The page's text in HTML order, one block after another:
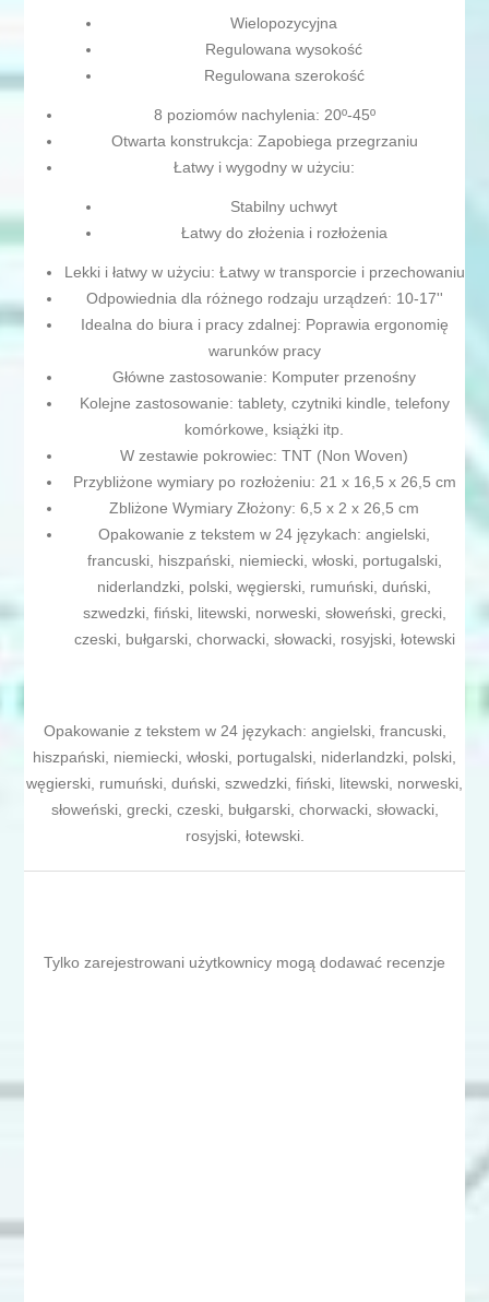
Wielopozycyjna
Regulowana wysokość
Regulowana szerokość
8 poziomów nachylenia: 20º-45º
Otwarta konstrukcja: Zapobiega przegrzaniu
Łatwy i wygodny w użyciu:
Stabilny uchwyt
Łatwy do złożenia i rozłożenia
Lekki i łatwy w użyciu: Łatwy w transporcie i przechowaniu
Odpowiednia dla różnego rodzaju urządzeń: 10-17''
Idealna do biura i pracy zdalnej: Poprawia ergonomię
warunków pracy
Główne zastosowanie: Komputer przenośny
Kolejne zastosowanie: tablety, czytniki kindle, telefony
komórkowe, książki itp.
W zestawie pokrowiec: TNT (Non Woven)
Przybliżone wymiary po rozłożeniu: 21 x 16,5 x 26,5 cm
Zbliżone Wymiary Złożony: 6,5 x 2 x 26,5 cm
Opakowanie z tekstem w 24 językach: angielski,
francuski, hiszpański, niemiecki, włoski, portugalski,
niderlandzki, polski, węgierski, rumuński, duński,
szwedzki, fiński, litewski, norweski, słoweński, grecki,
czeski, bułgarski, chorwacki, słowacki, rosyjski, łotewski
Opakowanie z tekstem w 24 językach: angielski, francuski,
hiszpański, niemiecki, włoski, portugalski, niderlandzki, polski,
węgierski, rumuński, duński, szwedzki, fiński, litewski, norweski,
słoweński, grecki, czeski, bułgarski, chorwacki, słowacki,
rosyjski, łotewski.
Tylko zarejestrowani użytkownicy mogą dodawać recenzje